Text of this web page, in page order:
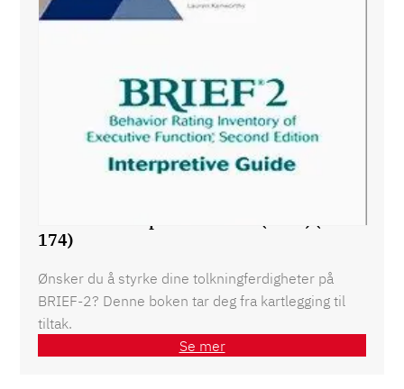
174)
Ønsker du å styrke dine tolkningferdigheter på
BRIEF-2? Denne boken tar deg fra kartlegging til
tiltak.
Se mer